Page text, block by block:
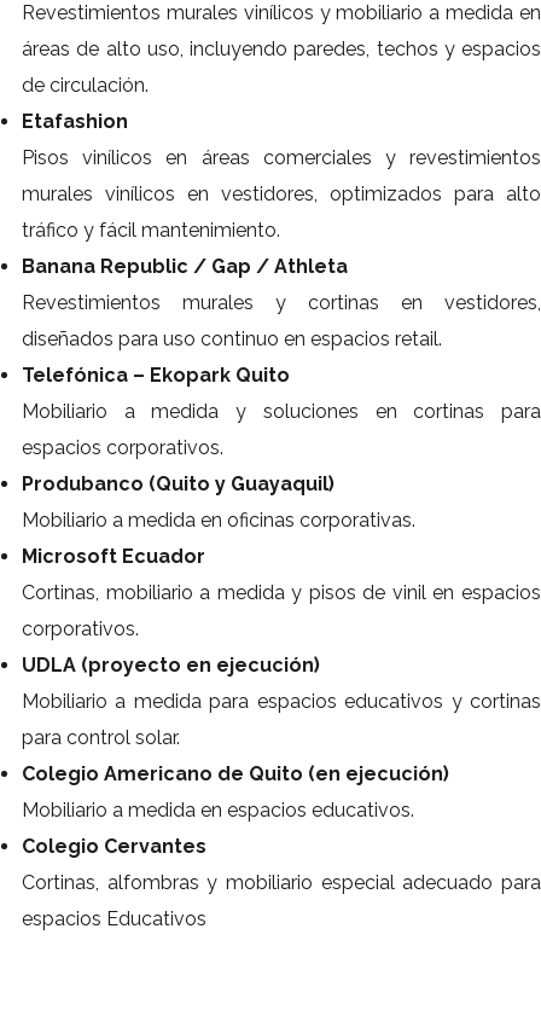
Revestimientos murales vinílicos y mobiliario a medida en
áreas de alto uso, incluyendo paredes, techos y espacios
de circulación.
Etafashion
Pisos vinílicos en áreas comerciales y revestimientos
murales vinílicos en vestidores, optimizados para alto
tráfico y fácil mantenimiento.
Banana Republic / Gap / Athleta
Revestimientos murales y cortinas en vestidores,
diseñados para uso continuo en espacios retail.
Telefónica – Ekopark Quito
Mobiliario a medida y soluciones en cortinas para
espacios corporativos.
Produbanco (Quito y Guayaquil)
Mobiliario a medida en oficinas corporativas.
Microsoft Ecuador
Cortinas, mobiliario a medida y pisos de vinil en espacios
corporativos.
UDLA (proyecto en ejecución)
Mobiliario a medida para espacios educativos y cortinas
para control solar.
Colegio Americano de Quito (en ejecución)
Mobiliario a medida en espacios educativos.
Colegio Cervantes
Cortinas, alfombras y mobiliario especial adecuado para
espacios Educativos